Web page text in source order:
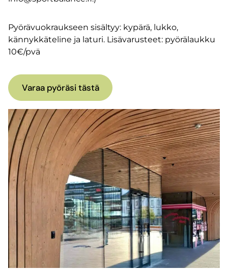
Pyörävuokraukseen sisältyy: kypärä, lukko,
kännykkäteline ja laturi. Lisävarusteet: pyörälaukku
10€/pvä
Varaa pyöräsi tästä